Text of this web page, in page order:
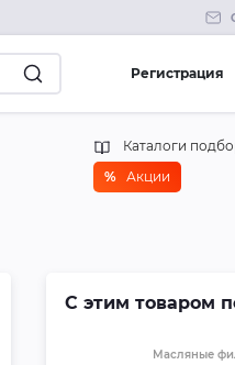
Регистрация
Каталоги
% Акции
С этим товаром
Масляные